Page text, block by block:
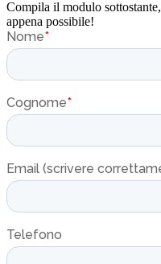
Compila il modulo
appena possibile!